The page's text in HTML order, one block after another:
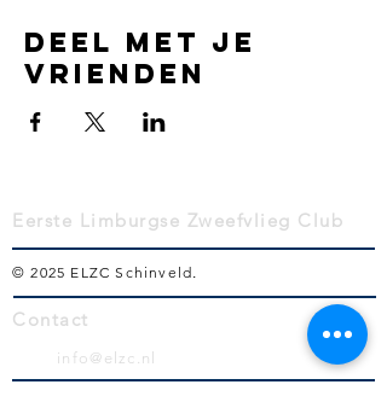
Deel met je
vrienden
Eerste Limburgse Zweefvlieg Club
© 2025 ELZC Schinveld.
Contact
info@elzc.nl